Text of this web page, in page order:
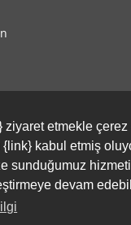
ziyaret etmekle çerez
{link} kabul etmiş
sunduğumuz
devam